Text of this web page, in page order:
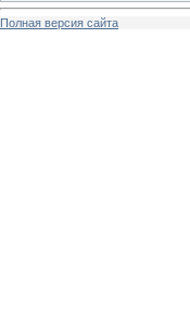
Полная версия сайта